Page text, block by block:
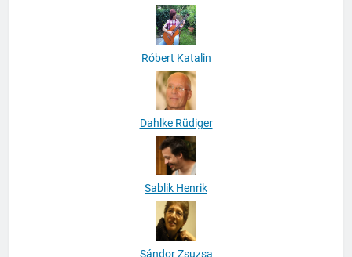
Róbert Katalin
Dahlke Rüdiger
Sablik Henrik
Sándor Zsuzsa